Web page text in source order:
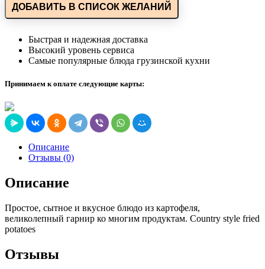
ДОБАВИТЬ В СПИСОК ЖЕЛАНИЙ
Быстрая и надежная доставка
Высокий уровень сервиса
Самые популярные блюда грузинской кухни
Принимаем к оплате следующие карты:
Описание
Отзывы (0)
Описание
Простое, сытное и вкусное блюдо из картофеля,
великолепный гарнир ко многим продуктам. Country style fried
potatoes
Отзывы